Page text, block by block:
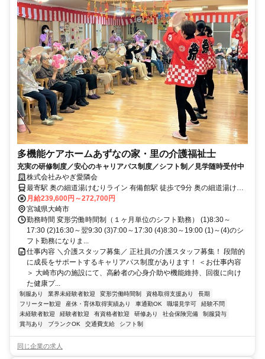
多機能ケアホームあずなの家・里の介護福祉士
充実の研修制度／安心のキャリアパス制度／シフト制／見学随時受付中
株式会社みやぎ愛隣会
最寄駅 奥の細道湯けむりライン 有備館駅 徒歩で9分 奥の細道湯けむ
りライン 岩出山駅 徒歩で9分
月給239,600円～272,700円
宮城県大崎市
勤務時間 変形労働時間制（１ヶ月単位のシフト勤務） (1)8:30～
17:30 (2)16:30～翌9:30 (3)7:00～17:30 (4)8:30～19:00 (1)～(4)のシ
フト勤務になりま...
仕事内容 ＼介護スタッフ募集／ 正社員の介護スタッフ募集！ 段階的
に成長をサポートするキャリアパス制度があります！ ＜お仕事内容
＞ 大崎市内の施設にて、高齢者の心身介助や機能維持、回復に向け
た健康プ...
制服あり 業界未経験者歓迎 変形労働時間制 資格取得支援あり
長期
フリーター歓迎
産休・育休取得実績あり 車通勤OK 職場見学可
経験不問
未経験者歓迎
経験者歓迎 有資格者歓迎 研修あり 社会保険完備
制服貸与
賞与あり
ブランクOK 交通費支給 シフト制
同じ企業の求人